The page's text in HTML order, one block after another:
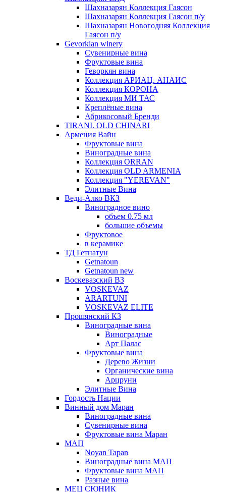
Шахназарян Коллекция Гаясон
Шахназарян Коллекция Гаясон п/у
Шахназарян Новогодняя Коллекция
Гаясон п/у
Gevorkian winery
Сувенирные вина
Фруктовые вина
Геворкян вина
Коллекция АРИАЦ. АНАИС
Коллекция КОРОНА
Коллекция МИ ТАС
Креплёные вина
Абрикосовый Бренди
TIRANI. OLD CHINARI
Армения Вайн
Фруктовые вина
Виноградные вина
Коллекция ORRAN
Коллекция OLD ARMENIA
Коллекция "YEREVAN"
Элитные Вина
Веди-Алко ВКЗ
Виноградное вино
объем 0.75 мл
большие объемы
Фруктовое
в керамике
ТД Гетнатун
Getnatoun
Getnatoun new
Воскевазский ВЗ
VOSKEVAZ
ARARTUNI
VOSKEVAZ ELITE
Прошянский КЗ
Виноградные вина
Виноградные
Арт Палас
Фруктовые вина
Дерево Жизни
Органические вина
Арцруни
Элитные Вина
Гордость Нации
Винный дом Маран
Виноградные вина
Сувенирные вина
Фруктовые вина Маран
МАП
Noyan Tapan
Виноградные вина МАП
Фруктовые вина МАП
Разные вина
МЕЦ СЮНИК